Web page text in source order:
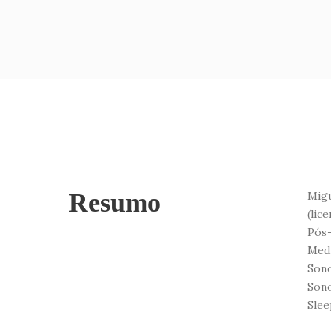
Resumo